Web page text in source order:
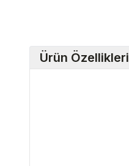
Ürün Özellikleri